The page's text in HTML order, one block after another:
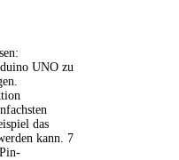
UNO zu
das
kann. 7